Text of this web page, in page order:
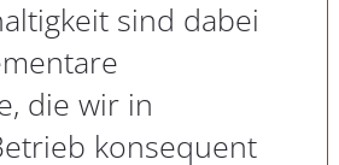
sind dabei
die wir in
konsequent